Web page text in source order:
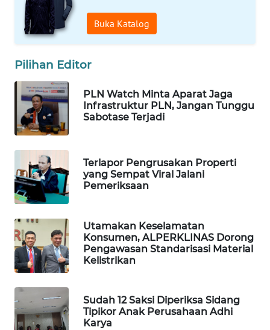
Buka Katalog
Pilihan Editor
PLN Watch Minta Aparat Jaga
Infrastruktur PLN, Jangan Tunggu
Sabotase Terjadi
Terlapor Pengrusakan Properti
yang Sempat Viral Jalani
Pemeriksaan
Utamakan Keselamatan
Konsumen, ALPERKLINAS Dorong
Pengawasan Standarisasi Material
Kelistrikan
Sudah 12 Saksi Diperiksa Sidang
Tipikor Anak Perusahaan Adhi
Karya
WN
TEBING
TINGGI
WN
WN
KARAWANG
WN
BEKASI
WN
WN
DEPOK
WN
TAPANULI
UTARA